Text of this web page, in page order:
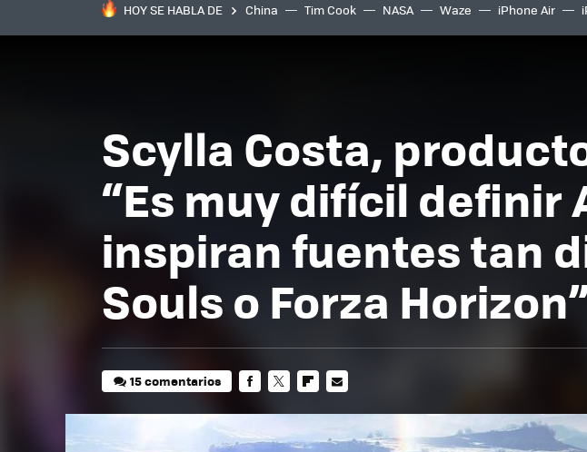
HOY SE HABLA DE China Tim Cook NASA Waze iPhone Air
Scylla Costa,
“Es muy difícil definir
inspiran fuentes tan
Souls o Forza
15 comentarios